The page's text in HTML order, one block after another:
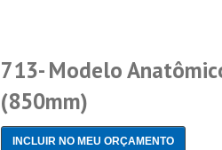
713- Modelo
(850mm)
INCLUIR NO MEU ORÇAMENTO